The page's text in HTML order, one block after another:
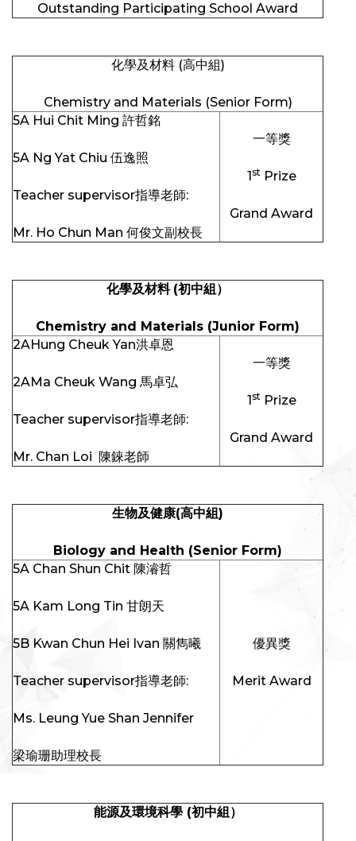
Outstanding Participating School Award
化學及材料 (高中組)
Chemistry and Materials (Senior Form)
5A Hui Chit Ming 許哲銘
5A Ng Yat Chiu 伍逸照
Teacher supervisor指導老師:
Mr. Ho Chun Man 何俊文副校長
一等獎
1 stPrize
Grand Award
化學及材料 (初中組）
Chemistry and Materials (Junior Form)
2AHung Cheuk Yan洪卓恩
2AMa Cheuk Wang 馬卓弘
Teacher supervisor指導老師:
Mr. Chan Loi 陳錸老師
一等獎
1 stPrize
Grand Award
生物及健康(高中組)
Biology and Health (Senior Form)
5A Chan Shun Chit 陳濬哲
5A Kam Long Tin 甘朗天
5B Kwan Chun Hei Ivan 關雋曦
Teacher supervisor指導老師:
Ms. Leung Yue Shan Jennifer
梁瑜珊助理校長
優異獎
Merit Award
能源及環境科學(初中組）